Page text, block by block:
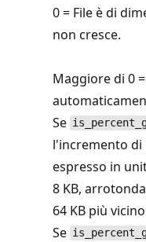
0 = File è di
non cresce.
Maggiore di 0
Se
l'incremento di
espresso in
8 KB,
64 KB più
Se